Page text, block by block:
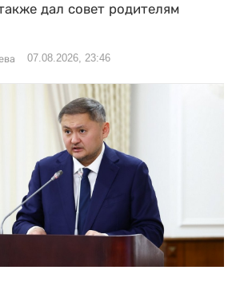
дал совет родителям
07.08.2026, 23:46